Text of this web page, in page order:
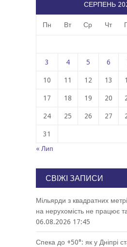
СЕРПЕНЬ
Пн Вт Ср Чт
3 4 5 6
10 11 12 13
17 18 19 20
24 25 26 27
31
« Лип
СВІЖІ ЗАПИСИ
Мільярди з квадратних
на нерухомість не працює
06.08.2026 17:45
Спека до +50°: як у Дніпрі